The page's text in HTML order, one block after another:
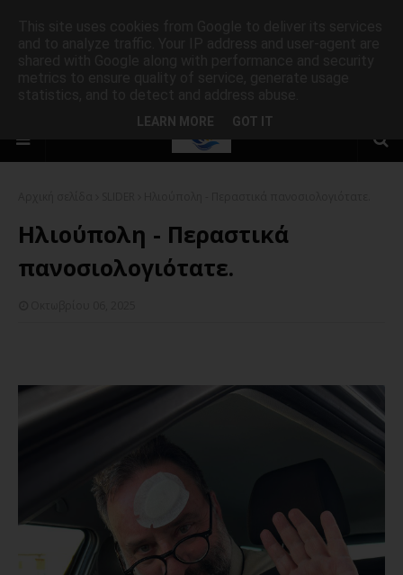
Ηλιούπολη - Περαστικά
πανοσιολογιότατε.
LEARN MORE GOT IT